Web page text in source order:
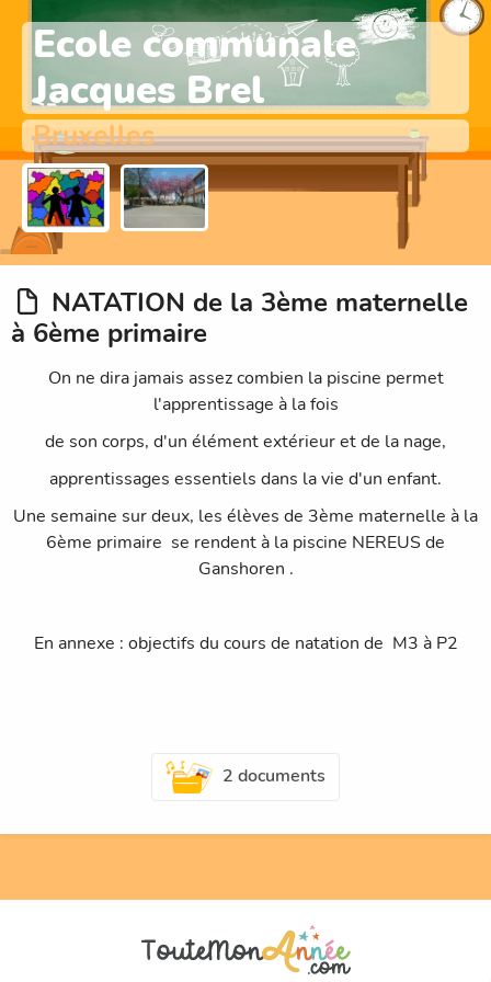
Ecole communale
Jacques Brel
Bruxelles
NATATION de la 3ème maternelle
à 6ème primaire
On ne dira jamais assez combien la piscine permet
l'apprentissage à la fois
de son corps, d'un élément extérieur et de la nage,
apprentissages essentiels dans la vie d'un enfant.
Une semaine sur deux, les élèves de 3ème maternelle à la
6ème primaire se rendent à la piscine NEREUS de
Ganshoren .
En annexe : objectifs du cours de natation de M3 à P2
2 documents